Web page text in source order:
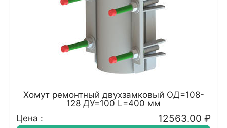
Хомут ремонтный двухзамковый ОД=108-
128 ДУ=100 L=400 мм
Цена :
12563.00 ₽